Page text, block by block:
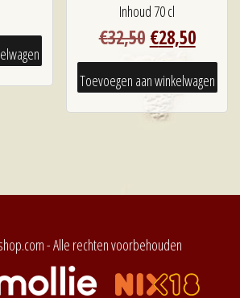
Inhoud 70 cl
€32,50
prijs
was:
€32,50.
€28,50
prijs
is:
Toevoegen aan winkelwagen
- Alle rechten voorbehouden